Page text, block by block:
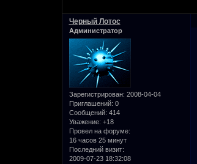
Черный Лотос
Администратор
Зарегистрирован: 2008-04-04
Приглашений: 0
Сообщений: 414
Уважение: +18
Провел на форуме:
16 часов 25 минут
Последний визит:
2009-07-23 18:32:08